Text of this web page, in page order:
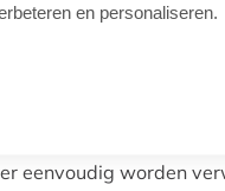
zwembadwater
het vuil samenklit en
eenvoudig worden
en personaliseren.